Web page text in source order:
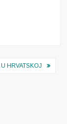
U HRVATSKOJ